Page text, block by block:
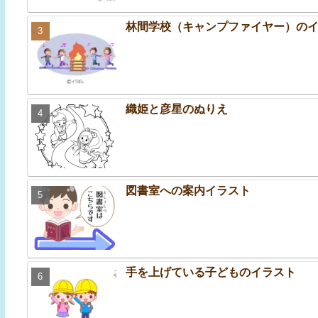
林間学校（キャンプファイヤー）の
織姫と彦星のぬりえ
図書室への案内イラスト
手を上げている子どものイラスト